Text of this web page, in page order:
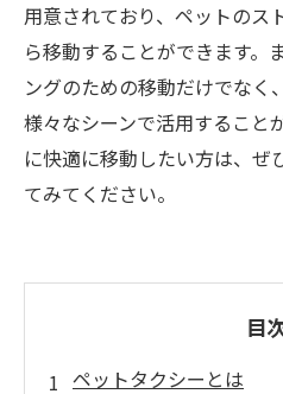
用意されており、ペットのス
ら移動することができます。
ングのための移動だけでなく
様々なシーンで活用すること
に快適に移動したい方は、ぜ
てみてください。
目
ペットタクシーとは